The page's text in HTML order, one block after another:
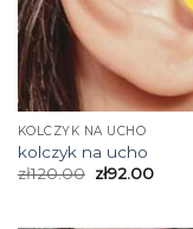
KOLCZYK NA UCHO
kolczyk na ucho
zł120.00 zł92.00